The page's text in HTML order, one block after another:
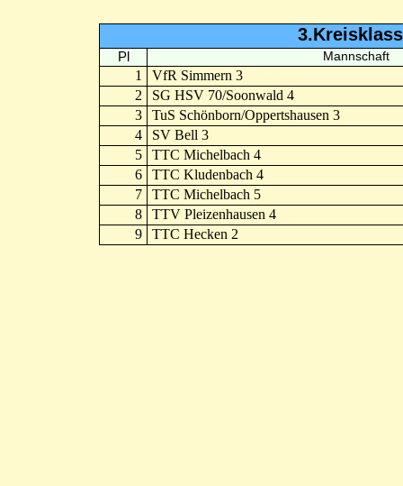
Pl Mannschaft
1
VfR Simmern 3
2
SG HSV 70/Soonwald 4
3
TuS Schönborn/Oppertshausen 3
4
SV Bell 3
5
TTC Michelbach 4
6
TTC Kludenbach 4
7
TTC Michelbach 5
8
TTV Pleizenhausen 4
9
TTC Hecken 2